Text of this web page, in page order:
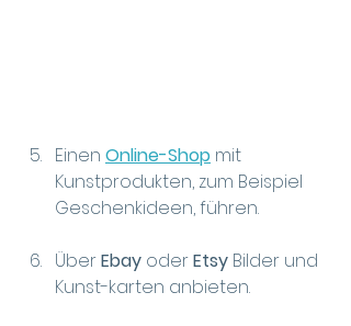
Einen Online-Shop mit
Kunstprodukten, zum Beispiel
Geschenkideen, führen.
Über Ebay oder Etsy Bilder und
Kunst-karten anbieten.